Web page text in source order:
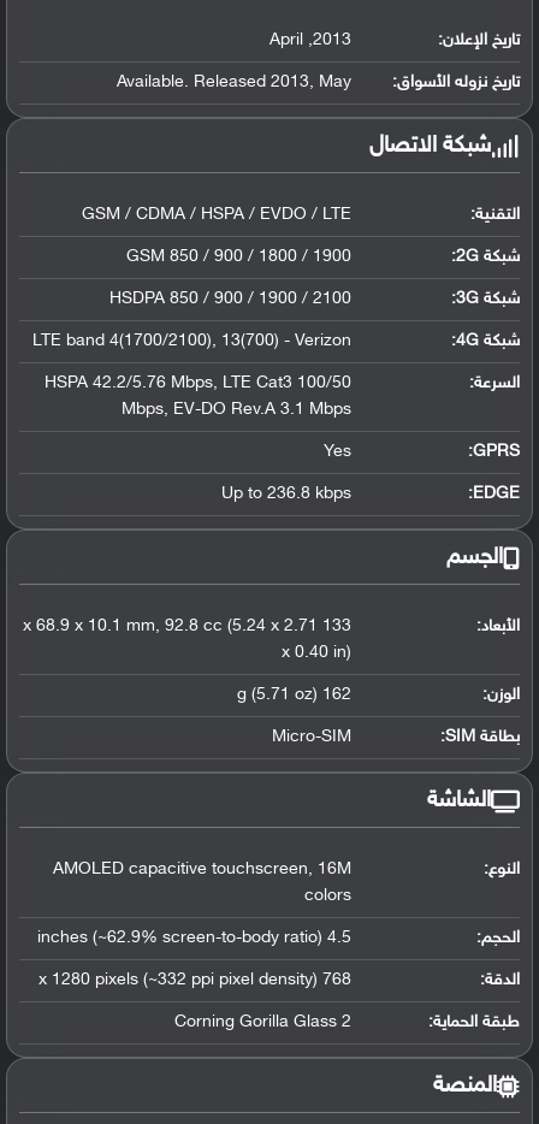
تاريخ الإعلان: 2013, April
تاريخ نزوله الأسواق: Available. Released 2013, May
شبكة الاتصال
التقنية: GSM / CDMA / HSPA / EVDO / LTE
شبكة 2G: GSM 850 / 900 / 1800 / 1900
شبكة 3G :
HSDPA 850 / 900 / 1900 / 2100
شبكة 4G :
LTE band 4(1700/2100), 13(700) - Verizon
السرعة:
HSPA 42.2/5.76 Mbps, LTE Cat3 100/50
Mbps, EV-DO Rev.A 3.1 Mbps
GPRS:
Yes
EDGE:
Up to 236.8 kbps
الجسم
الأبعاد:
133 x 68.9 x 10.1 mm, 92.8 cc (5.24 x 2.71
x 0.40 in)
الوزن: 162 g (5.71 oz)
بطاقة SIM: Micro-SIM
الشاشة
النوع:
AMOLED capacitive touchscreen, 16M
colors
الحجم: 4.5 inches (~62.9% screen-to-body ratio)
الدقة: 768 x 1280 pixels (~332 ppi pixel density)
طبقة الحماية: Corning Gorilla Glass 2
المنصة